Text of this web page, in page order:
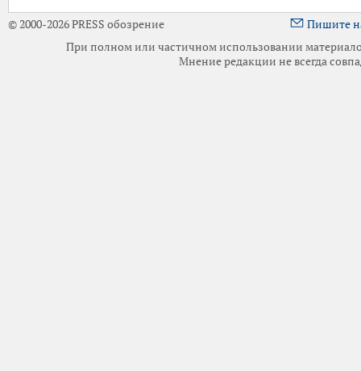
© 2000-2026 PRESS обозрение
Пишите
При полном или частичном использовании
Мнение редакции не всегда